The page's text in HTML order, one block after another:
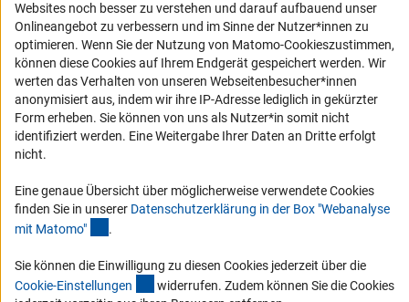
Service und Informationen für Menschen mit Behinderungen
Erklärung zur Barrierefreiheit
Barriere melden
DFG-aktuell
Erhalten Sie Neuigkeiten aus der DFG direkt in Ihr Mailpostfach oder
schauen Sie sich die Ausgaben online an.
Zum Newsletter
Websites noch besser zu verstehen und darauf aufbauend unser
Onlineangebot zu verbessern und im Sinne der Nutzer*innen zu
optimieren. Wenn Sie der Nutzung von Matomo-Cookieszustimmen,
können diese Cookies auf Ihrem Endgerät gespeichert werden. Wir
werten das Verhalten von unseren Webseitenbesucher*innen
anonymisiert aus, indem wir ihre IP-Adresse lediglich in gekürzter
Form erheben. Sie können von uns als Nutzer*in somit nicht
identifiziert werden. Eine Weitergabe Ihrer Daten an Dritte erfolgt
nicht.
Eine genaue Übersicht über möglicherweise verwendete Cookies
finden Sie in unserer Datenschutzerklärung in der Box "Webanalyse
mit Matomo" .
Sie können die Einwilligung zu diesen Cookies jederzeit über die
Cookie-Einstellungen (interner Link)
widerrufen. Zudem können Sie die Cookies